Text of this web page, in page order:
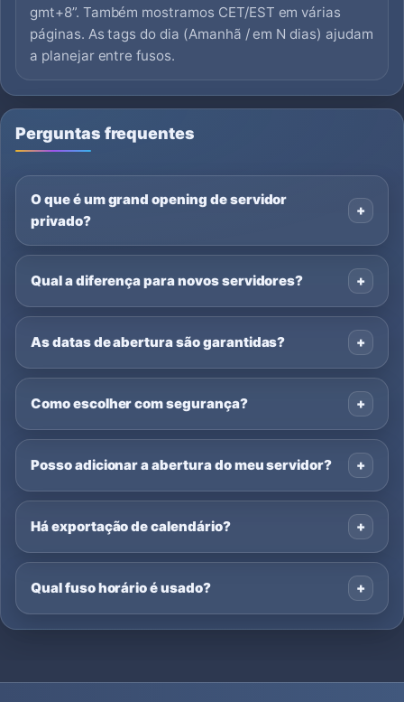
gmt+8”. Também mostramos CET/EST em várias
páginas. As tags do dia (Amanhã / em N dias) ajudam
a planejar entre fusos.
Perguntas frequentes
O que é um grand opening de servidor
privado?
Qual a diferença para novos servidores?
As datas de abertura são garantidas?
Como escolher com segurança?
Posso adicionar a abertura do meu servidor?
Há exportação de calendário?
Qual fuso horário é usado?